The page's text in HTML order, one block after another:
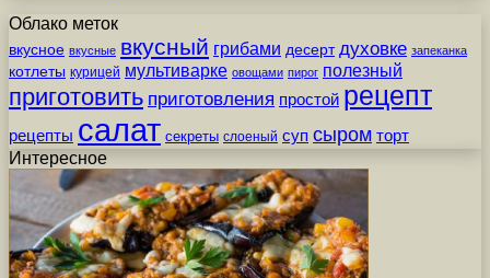
Облако меток
вкусное вкусные вкусный грибами десерт духовке запеканка
котлеты курицей мультиварке овощами пирог полезный
приготовить приготовления простой рецепт
рецепты салат секреты слоеный суп сыром торт
Интересное